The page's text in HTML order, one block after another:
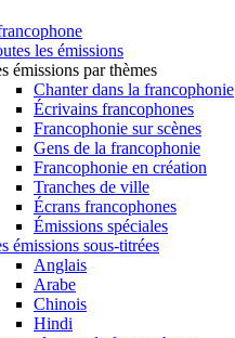
les émissions
émissions par thèmes
Chanter dans la francophonie
Écrivains francophones
Francophonie sur scènes
Gens de la francophonie
Francophonie en création
Tranches de ville
Écrans francophones
Émissions spéciales
émissions sous-titrées
Anglais
Arabe
Chinois
Hindi